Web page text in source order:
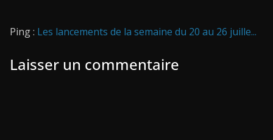
Ping : Les lancements de la semaine du 20 au 26 juille...
Laisser un commentaire